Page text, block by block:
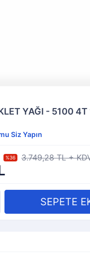
YAĞI - 5100
Siz Yapın
%36 3.749,28 TL +